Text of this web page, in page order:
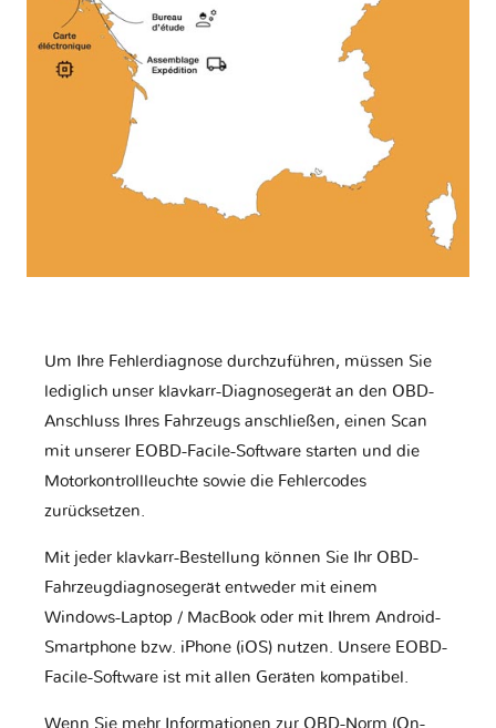
Um Ihre Fehlerdiagnose durchzuführen, müssen Sie
lediglich unser klavkarr-Diagnosegerät an den OBD-
Anschluss Ihres Fahrzeugs anschließen, einen Scan
mit unserer EOBD-Facile-Software starten und die
Motorkontrollleuchte sowie die Fehlercodes
zurücksetzen.
Mit jeder klavkarr-Bestellung können Sie Ihr OBD-
Fahrzeugdiagnosegerät entweder mit einem
Windows-Laptop / MacBook oder mit Ihrem Android-
Smartphone bzw. iPhone (iOS) nutzen. Unsere EOBD-
Facile-Software ist mit allen Geräten kompatibel.
Wenn Sie mehr Informationen zur OBD-Norm (On-